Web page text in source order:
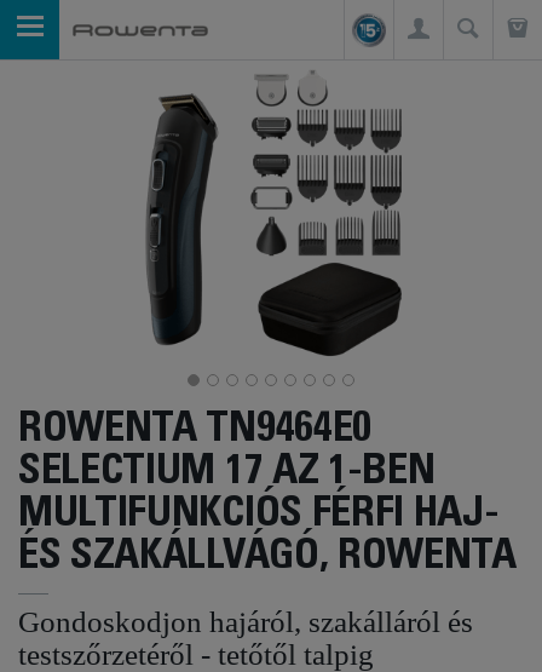
ROWENTA TN9464E0
SELECTIUM 17 AZ 1-BEN
MULTIFUNKCIÓS FÉRFI HAJ-
ÉS SZAKÁLLVÁGÓ, ROWENTA
Gondoskodjon hajáról, szakálláról és
testszőrzetéről - tetőtől talpig